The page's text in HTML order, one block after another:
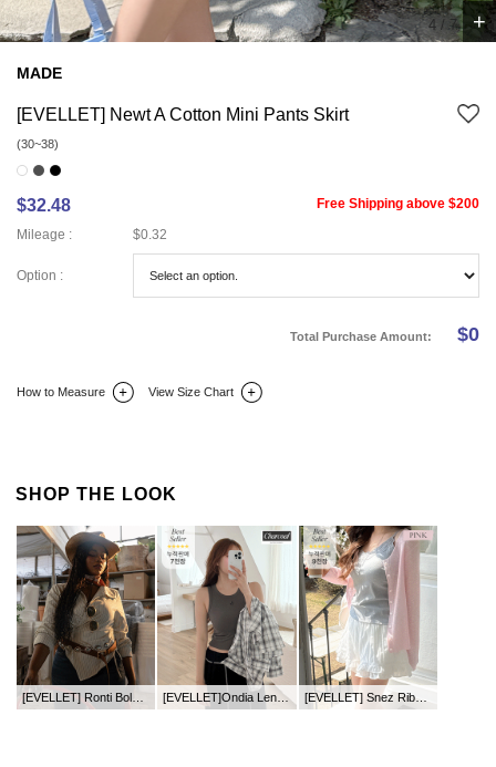
5 / 7 +
MADE
[EVELLET] Newt A Cotton Mini Pants Skirt
(30~38)
$32.48
Free Shipping above $200
Mileage :
$0.32
Option :
Total Purchase Amount: $0
How to Measure View Size Chart
SHOP THE LOOK
[EVELLET]Ondia Length Ribbed Embroidery Sleeveless [EVELLET] Snez Ribbed Round neck Knit Cardigan